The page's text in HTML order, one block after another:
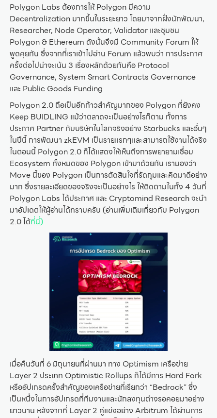
Polygon Labs ต้องการให้ Polygon มีความ
Decentralization มากขึ้นในระยะยาว โดยมาจากฝั่งนักพัฒนา,
Researcher, Node Operator, Validator และชุมชน
Polygon & Ethereum ดังนั้นจึงมี Community Forum ให้
พูดคุยกัน ซึ่งจากที่เราเข้าไปอ่าน Forum แล้วพบว่า การประกาศ
ครั้งต่อไปน่าจะเน้น 3 เรื่องหลักด้วยกันคือ Protocol
Governance, System Smart Contracts Governance
และ Public Goods Funding
Polygon 2.0 ถือเป็นอีกก้าวสำคัญมากของ Polygon ที่ยังคง
Keep BUIDLING แม้ว่าตลาดจะเป็นอย่างไรก็ตาม ทั้งการ
ประกาศ Partner กับบริษัทในโลกจริงอย่าง Starbucks และอื่นๆ
ในปีนี้ การพัฒนา zkEVM เป็นรายแรกๆและสามารถใช้งานได้จริง
ในตอนนี้ Polygon 2.0 ก็ได้แสดงให้เห็นถึงการพยายามเชื่อม
Ecosystem ทั้งหมดของ Polygon เข้ามาด้วยกัน เรามองว่า
Move นี้ของ Polygon เป็นการตัดสินใจที่รัดกุมและคิดมาดีอย่าง
มาก ซึ่งรายละเอียดของจริงจะเป็นอย่างไร ให้ติดตามในทั้ง 4 วันที่
Polygon Labs ได้ประกาศ และ Cryptomind Research จะนำ
มาอัปเดตให้ผู้อ่านได้ทราบครับ (อ่านเพิ่มเติมเกี่ยวกับ Polygon
2.0 ได้ที่นี่)
เมื่อคืนวันที่ 6 มิถุนายนที่ผ่านมา ทาง Optimism เครือข่าย
Layer 2 ประเภท Optimistic Rollups ก็ได้มีการ Hard Fork
หรืออัปเกรดครั้งสำคัญของเครือข่ายที่เรียกว่า “Bedrock” ซึ่ง
เป็นหนึ่งในการอัปเกรดที่ทีมงานและนักลงทุนต่างรอคอยมาอย่าง
ยาวนาน หลังจากที่ Layer 2 คู่แข่งอย่าง Arbitrum ได้ผ่านการ